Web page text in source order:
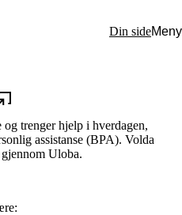
Din sideMeny
og trenger hjelp i hverdagen,
assistanse (BPA). Volda
Uloba.